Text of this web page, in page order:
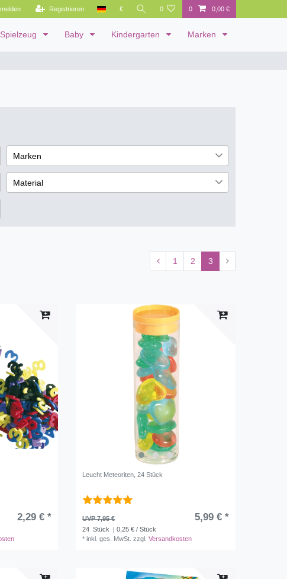
Registrieren € 0 0 0,00 €
Spielzeug Baby Kindergarten Marken
Marken
Eduplay
18
Folia 28
Material
1 2 3
2,29 € *
Leucht Meteoriten, 24 Stück
UVP 7,95 € 5,99 € *
24 Stück
| 0,25 € / Stück
*inkl. ges. MwSt. zzgl.Versandkosten